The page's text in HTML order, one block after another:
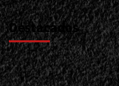
Destacados